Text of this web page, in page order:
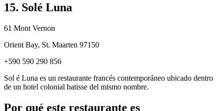
15. Solé Luna
61 Mont Vernon
Orient Bay, St. Maarten 97150
+590 590 290 856
Sol é Luna es un restaurante francés contemporáneo ubicado dentro
de un hotel colonial batisse del mismo nombre.
Por qué este restaurante es